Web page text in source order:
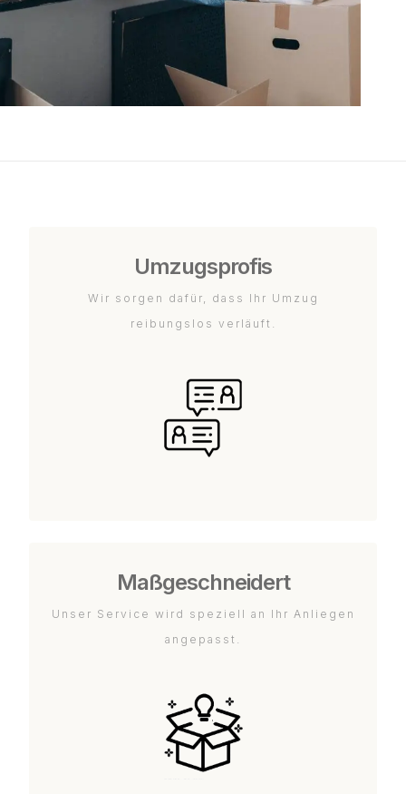
Umzugsprofis
Wir sorgen dafür, dass Ihr Umzug
reibungslos verläuft.
Maßgeschneidert
Unser Service wird speziell an Ihr Anliegen
angepasst.